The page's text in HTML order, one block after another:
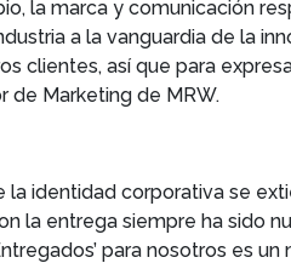
la marca y comunicación
a la vanguardia de la
clientes, así que para
de Marketing de MRW.
la identidad corporativa se
la entrega siempre ha sido
para nosotros es